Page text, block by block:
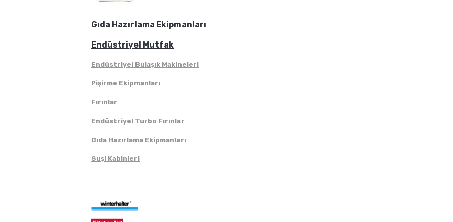
Gıda Hazırlama Ekipmanları
Endüstriyel Mutfak
Endüstriyel Bulaşık Makineleri
Pişirme Ekipmanları
Fırınlar
Endüstriyel Turbo Fırınlar
Gıda Hazırlama Ekipmanları
Suşi Kabinleri